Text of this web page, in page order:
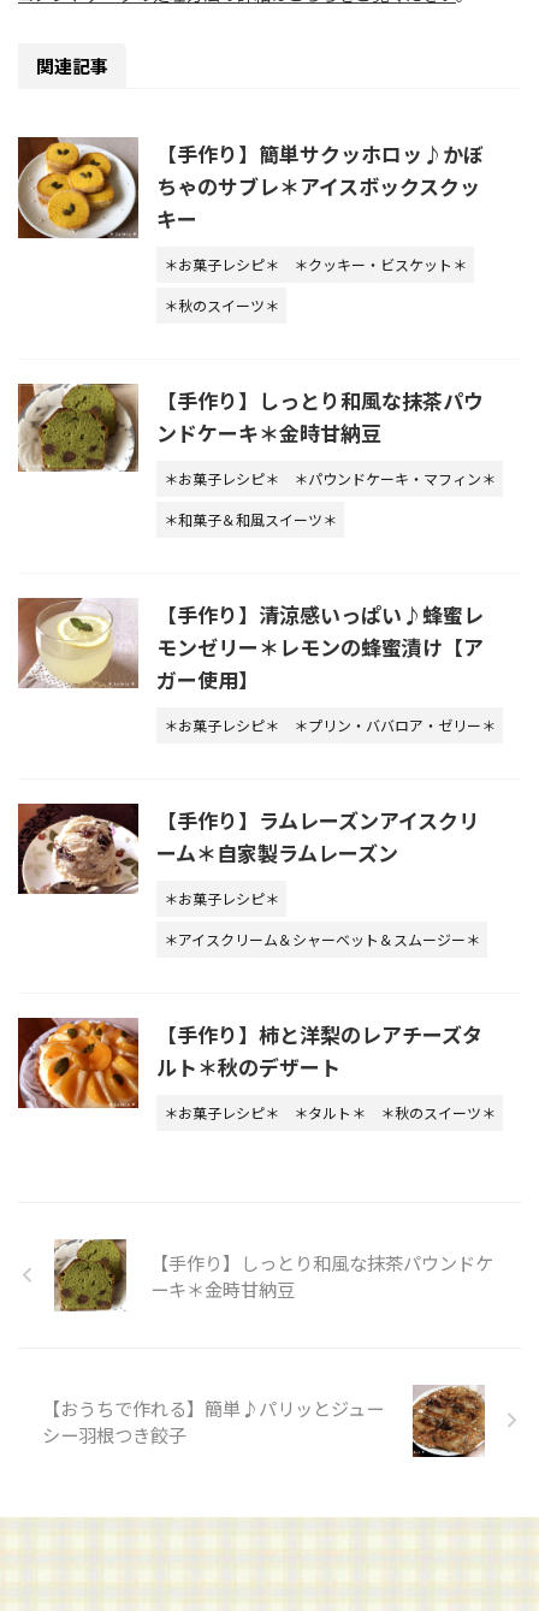
関連記事
【手作り】簡単サクッホロッ♪かぼ
ちゃのサブレ＊アイスボックスクッ
キー
＊お菓子レシピ＊
＊クッキー・ビスケット＊
＊秋のスイーツ＊
【手作り】しっとり和風な抹茶パウ
ンドケーキ＊金時甘納豆
＊お菓子レシピ＊
＊パウンドケーキ・マフィン＊
＊和菓子＆和風スイーツ＊
【手作り】清涼感いっぱい♪蜂蜜レ
モンゼリー＊レモンの蜂蜜漬け【ア
ガー使用】
＊お菓子レシピ＊ ＊プリン・ババロア・ゼリー＊
【手作り】ラムレーズンアイスクリ
ーム＊自家製ラムレーズン
＊お菓子レシピ＊
＊アイスクリーム＆シャーベット＆スムージー＊
【手作り】柿と洋梨のレアチーズタ
ルト＊秋のデザート
＊お菓子レシピ＊ ＊タルト＊ ＊秋のスイーツ＊
【手作り】しっとり和風な抹茶パウンドケ
ーキ＊金時甘納豆
【おうちで作れる】簡単♪パリッとジュー
シー羽根つき餃子